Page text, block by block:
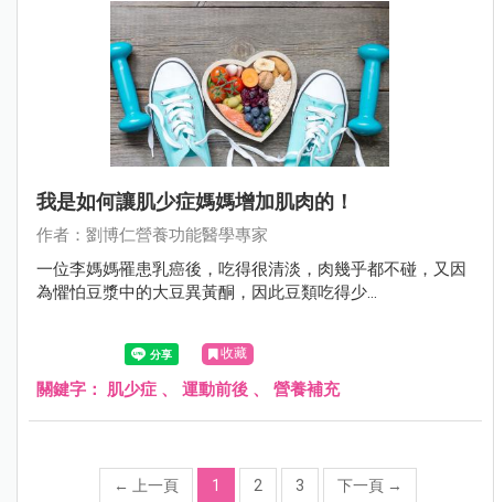
我是如何讓肌少症媽媽增加肌肉的！
作者：劉博仁營養功能醫學專家
一位李媽媽罹患乳癌後，吃得很清淡，肉幾乎都不碰，又因
為懼怕豆漿中的大豆異黃酮，因此豆類吃得少...
收藏
關鍵字： 肌少症 、 運動前後 、 營養補充
← 上一頁 1 2 3 下一頁 →